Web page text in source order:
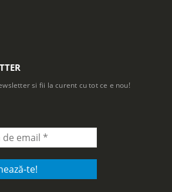
si fii la curent cu tot ce e nou!